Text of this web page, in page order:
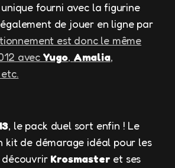
fourni avec la figurine
de jouer en ligne par
est donc le même
avec Yugo, Amalia,
, le pack duel sort enfin ! Le
kit de démarage idéal pour les
Krosmaster et ses